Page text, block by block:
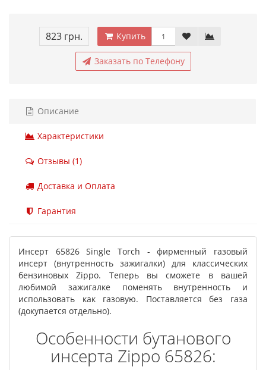
823 грн. Купить
Заказать по Телефону
Описание
Характеристики
Отзывы (1)
Доставка и Оплата
Гарантия
Инсерт 65826 Single Torch - фирменный газовый
инсерт (внутренность зажигалки) для классических
бензиновых Zippo. Теперь вы сможете в вашей
любимой зажигалке поменять внутренность и
использовать как газовую. Поставляется без газа
(докупается отдельно).
Особенности бутанового
инсерта Zippo 65826: